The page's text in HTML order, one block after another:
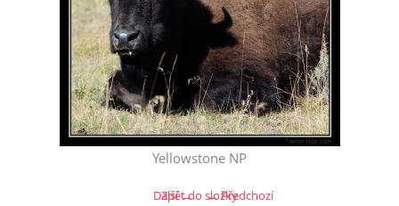
Yellowstone NP
← Předchozí
Další →
Zpět do složky